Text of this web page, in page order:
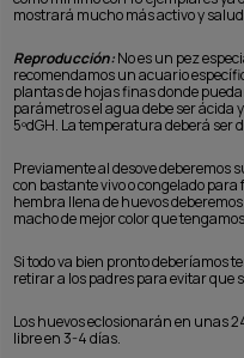
mostrará mucho más activo y
Reproducción:No es un pez
recomendamos un acuario
plantas de hojas finas donde
parámetros el agua debe ser ácida
5ºdGH. La temperatura deberá ser
Previamente al desove
con bastante vivo o congelado
hembra llena de huevos
macho de mejor color que
Si todo va bien pronto deberíamos
retirar a los padres para evitar que
Los huevos eclosionarán en unas
libre en 3-4 días.